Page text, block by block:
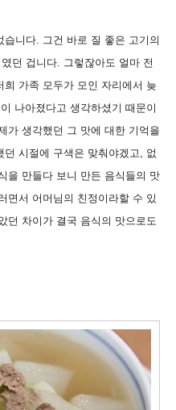
니다. 그건 바로 질 좋은 고기의
던 겁니다. 그렇잖아도 얼마 전
가족 모두가 모인 자리에서 늦
나아졌다고 생각하셨기 때문이
가 생각했던 그 맛에 대한 기억을
시절에 구색은 맞춰야겠고, 없
을 만들다 보니 만든 음식들의 맛
면서 어머님의 친정이라할 수 있
던 차이가 결국 음식의 맛으로도